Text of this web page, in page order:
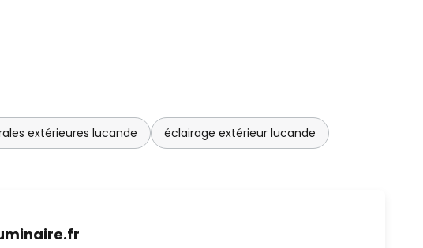
extérieures lucande éclairage extérieur lucande